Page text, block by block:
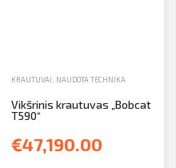
KRAUTUVAI NAUDOTA TECHNIKA
Vikšrinis krautuvas „Bobcat
T590“
€47,190.00